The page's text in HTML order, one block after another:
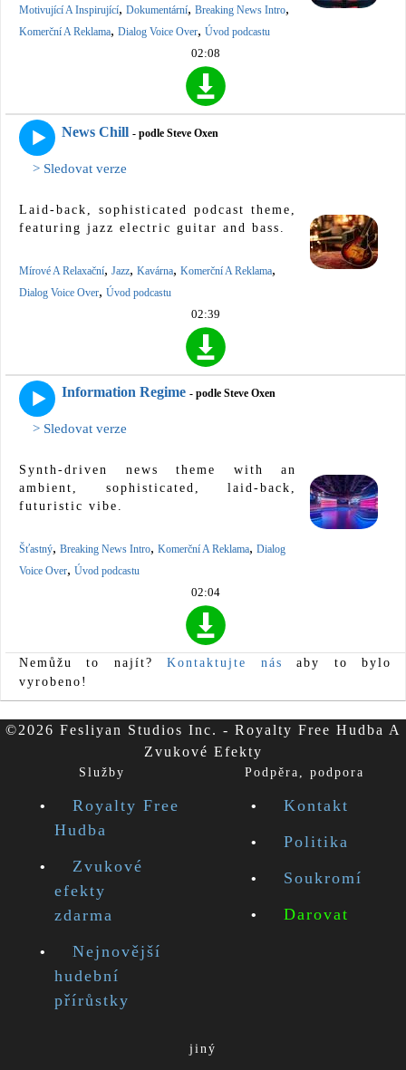
Motivující A Inspirující, Dokumentární, Breaking News Intro,
Komerční A Reklama, Dialog Voice Over, Úvod podcastu
02:08
News Chill - podle Steve Oxen
> Sledovat verze
Laid-back, sophisticated podcast theme,
featuring jazz electric guitar and bass.
Mírové A Relaxační, Jazz, Kavárna, Komerční A Reklama,
Dialog Voice Over, Úvod podcastu
02:39
Information Regime - podle Steve Oxen
> Sledovat verze
Synth-driven news theme with an
ambient, sophisticated, laid-back,
futuristic vibe.
Šťastný, Breaking News Intro, Komerční A Reklama, Dialog
Voice Over, Úvod podcastu
02:04
Nemůžu to najít?Kontaktujte nás
aby to bylo
vyrobeno!
©2026 Fesliyan Studios Inc. - Royalty Free Hudba A
Zvukové Efekty
Služby
Royalty Free
Hudba
Zvukové
efekty
zdarma
Nejnovější
hudební
přírůstky
Podpěra, podpora
Kontakt
Politika
Soukromí
Darovat
jiný